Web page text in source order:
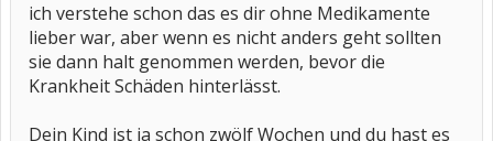
ich verstehe schon das es dir ohne Medikamente
lieber war, aber wenn es nicht anders geht sollten
sie dann halt genommen werden, bevor die
Krankheit Schäden hinterlässt.
Dein Kind ist ja schon zwölf Wochen und du hast es